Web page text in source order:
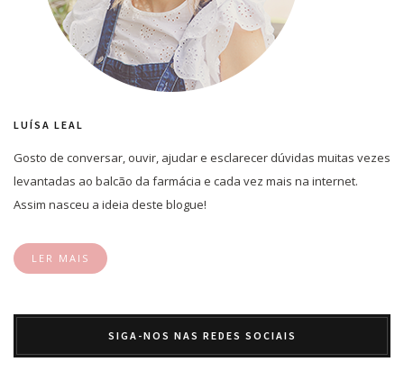
LUÍSA LEAL
Gosto de conversar, ouvir, ajudar e esclarecer dúvidas muitas vezes
levantadas ao balcão da farmácia e cada vez mais na internet.
Assim nasceu a ideia deste blogue!
LER MAIS
SIGA-NOS NAS REDES SOCIAIS